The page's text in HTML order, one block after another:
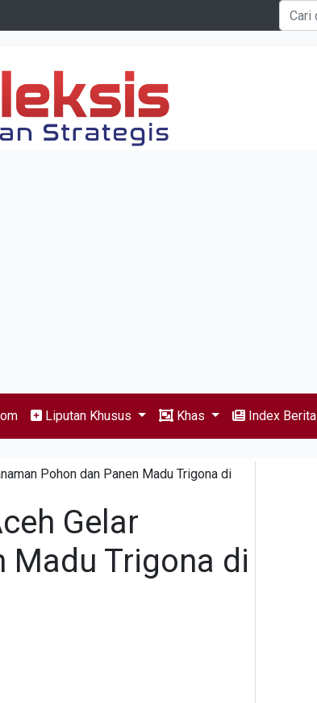
Liputan Khusus Khas Index Berita
Pohon dan Panen Madu Trigona di
Gelar
Madu Trigona di